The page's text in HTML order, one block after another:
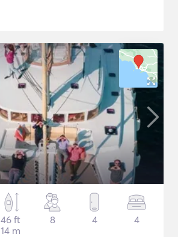
46 ft
14 m
8 4 4